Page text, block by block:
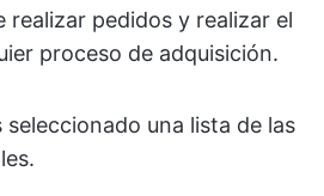
pedidos y realizar el
proceso de adquisición.
una lista de las